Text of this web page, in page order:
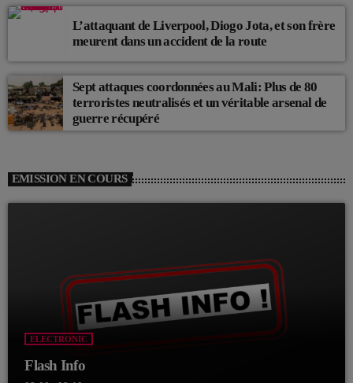
L’attaquant de Liverpool, Diogo Jota, et son frère
meurent dans un accident de la route
Sept attaques coordonnées au Mali: Plus de 80
terroristes neutralisés et un véritable arsenal de
guerre récupéré
EMISSION EN COURS
ELECTRONIC
Flash Info